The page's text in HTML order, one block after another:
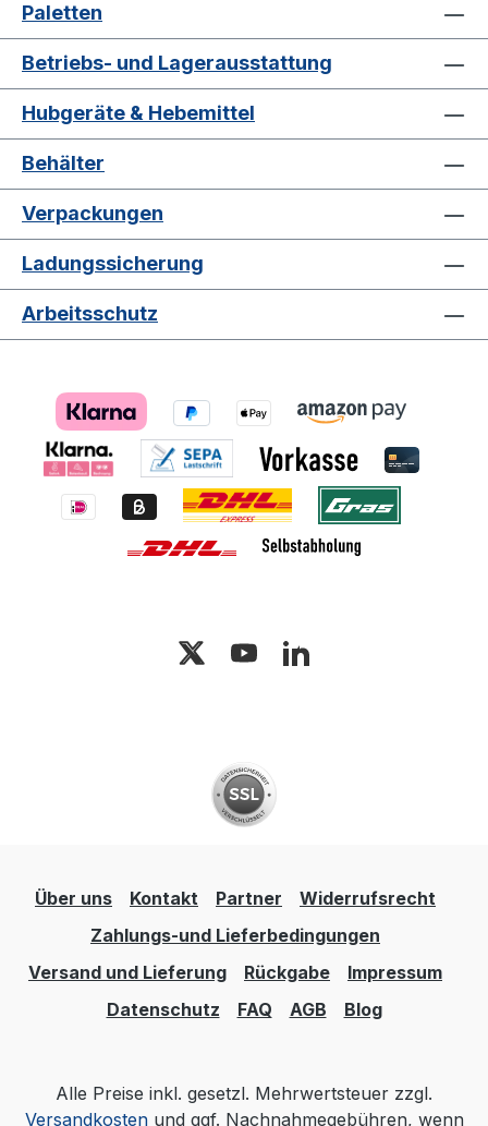
Paletten
Betriebs- und Lagerausstattung
Hubgeräte & Hebemittel
Behälter
Verpackungen
Ladungssicherung
Arbeitsschutz
Über uns Kontakt Partner
Widerrufsrecht
Zahlungs-und Lieferbedingungen
Versand und Lieferung
Rückgabe
Impressum
Datenschutz
FAQ AGB Blog
Alle Preise inkl. gesetzl. Mehrwertsteuer zzgl.
Versandkostenund ggf. Nachnahmegebühren, wenn